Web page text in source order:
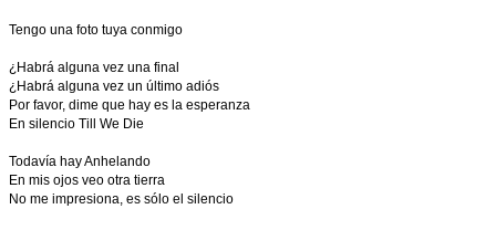
Tengo una foto tuya conmigo
¿Habrá alguna vez una final
¿Habrá alguna vez un último adiós
Por favor, dime que hay es la esperanza
En silencio Till We Die
Todavía hay Anhelando
En mis ojos veo otra tierra
No me impresiona, es sólo el silencio